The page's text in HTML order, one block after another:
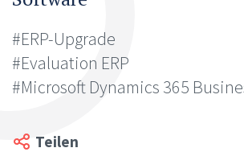
#ERP-Upgrade
#Evaluation ERP
#Microsoft Dynamics 365
Teilen